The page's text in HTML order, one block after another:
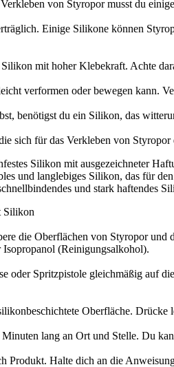
von Styropor musst du
Einige Silikone können
mit hoher Klebekraft. Achte
verformen oder bewegen kann.
benötigst du ein Silikon, das
sich für das Verkleben von Styropor
Silikon mit ausgezeichneter
und langlebiges Silikon, das für
und stark haftendes
Silikon
die Oberflächen von Styropor
Isopropanol (Reinigungsalkohol).
oder Spritzpistole gleichmäßig auf
Oberfläche.
lang an Ort und Stelle. Du
Produkt. Halte dich an die